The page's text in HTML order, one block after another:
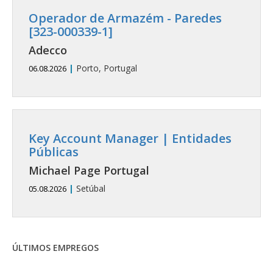
Operador de Armazém - Paredes
[323-000339-1]
Adecco
06.08.2026 | Porto, Portugal
Key Account Manager | Entidades
Públicas
Michael Page Portugal
05.08.2026 | Setúbal
ÚLTIMOS EMPREGOS